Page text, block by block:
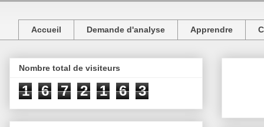
Accueil Demande d'analyse Apprendre
Nombre total de visiteurs
1 6 7 2 1 6 3